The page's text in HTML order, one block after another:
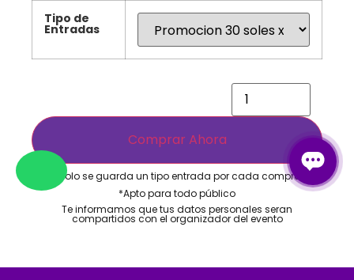
Tipo de
Entradas
Comprar Ahora
*Solo se guarda un tipo entrada por cada compra​
*Apto para todo público​
Te informamos que tus datos personales seran
compartidos con el organizador del evento